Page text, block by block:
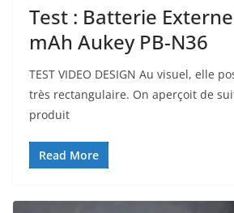
Test : Batterie
mAh Aukey PB-N36
TEST VIDEO DESIGN Au visuel, elle
très rectangulaire. On aperçoit de
produit
Read More